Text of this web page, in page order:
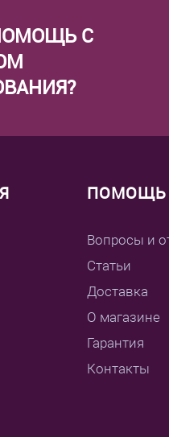
С
ПОМОЩЬ
Вопросы и
Статьи
Доставка
О магазине
Гарантия
Контакты